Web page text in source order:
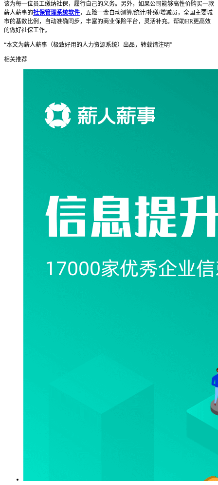
该为每一位员工缴纳社保，履行自己的义务。另外，如果公司能够高性价购买一款
薪人薪事的社保管理系统软件，五险一金自动测算/统计/补缴/增减员，全国主要城
市的基数比例，自动准确同步，丰富的商业保险平台，灵活补充。帮助HR更高效
的做好社保工作。
“本文为薪人薪事（极致好用的人力资源系统）出品，转载请注明”
相关推荐